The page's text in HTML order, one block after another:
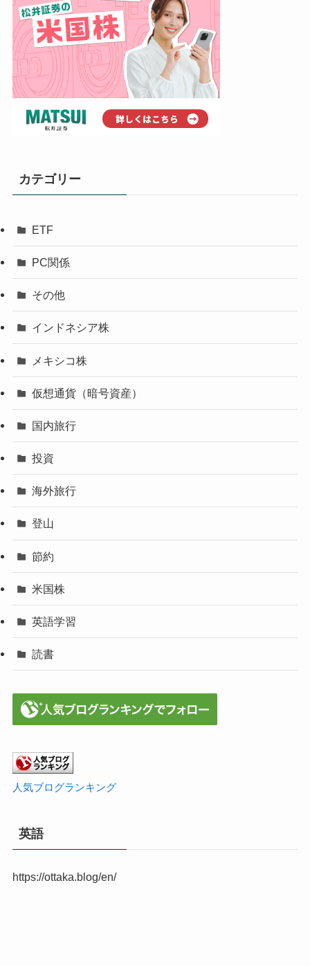
カテゴリー
ETF
PC関係
その他
インドネシア株
メキシコ株
仮想通貨（暗号資産）
国内旅行
投資
海外旅行
登山
節約
米国株
英語学習
読書
人気ブログランキング
英語
https://ottaka.blog/en/